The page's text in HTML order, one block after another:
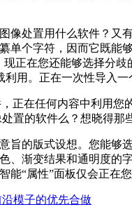
处置用什么软件？又有
单个字符，因而它既能
现正在您还能够选择分
用。正在一次性导入一
在任何内容中利用您的
置的软件么？想晓得那
的版式设想。您能够选
、渐变结果和通明度的
能“属性”面板仅会正在
模子的优先合做